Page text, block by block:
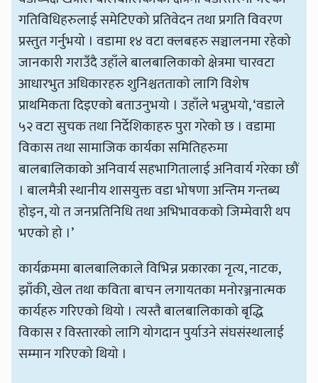
गतिविधिहरुलाई समेटिएको प्रतिवेदन तथा प्रगति विवरण
प्रस्तुत गर्नुभयो । वडामा १४ वटा क्लबहरु सञ्चालनमा रहेको
जानकारी गराउँदै उहाँले बालबालिकाको क्षेत्रमा चारवटा
आधारभुत अधिकारहरु शुनिश्चतताको लागि विशेष
प्राथमिकता दिइएको बताउनुभयो । उहाँले भन्नुभयो, ‘वडाले
५२ वटा सुचक तथा निर्देशिकाहरु पुरा गरेको छ । वडामा
विकास तथा सामाजिक कार्यका समितिहरुमा
बालबालिकाको अनिवार्य सहभागितालाई अनिवार्य गरेका छौं
। बालमैत्री स्थानीय शासयुक्त वडा भोषणा अन्तिम गन्तब्य
होइन, यो त जनप्रतिनिधि तथा अभिभावकको जिम्मेवारी थप
भएको हो ।’
कार्यक्रममा बालबालिकाले विभिन्न प्रकारका नृत्य, नाटक,
झाँकी, खेल तथा कविता बाचन लगायतका मनोरञ्जनात्मक
कार्यहरु गरिएको थियो । त्यस्तै बालबालिकाको बृद्धि
विकास र विस्तारको लागि योगदान पुर्याउने संघसंस्थालाई
सम्मान गरिएको थियो ।